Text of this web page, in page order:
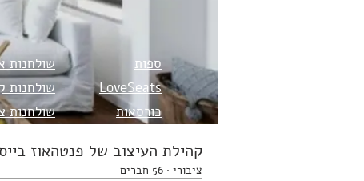
קהילת העיצוב של פנטהאוז
ציבורי · 56 חברים
שולחנות
שולחנות
שולחנות
ספות
LoveSeats
כורסאות